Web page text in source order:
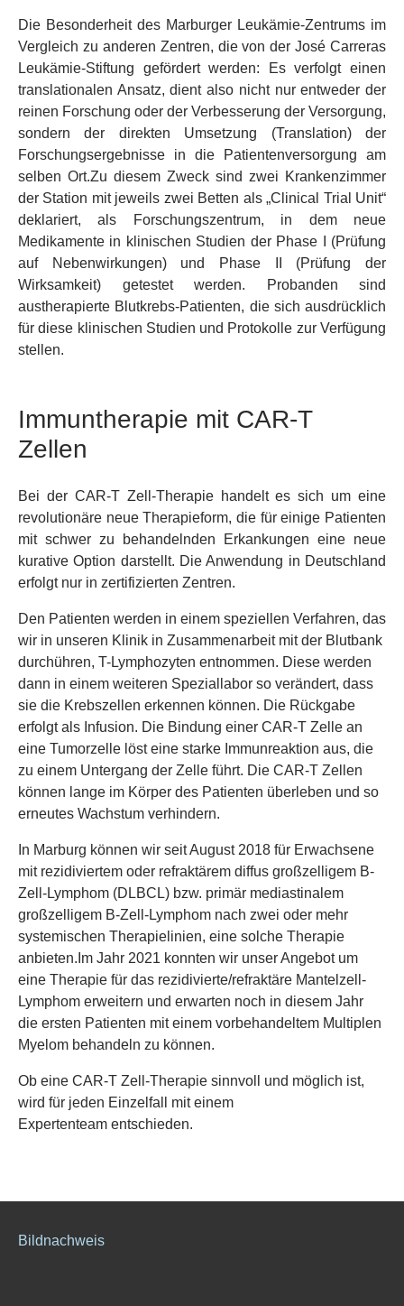
Die Besonderheit des Marburger Leukämie-Zentrums im
Vergleich zu anderen Zentren, die von der José Carreras
Leukämie-Stiftung gefördert werden: Es verfolgt einen
translationalen Ansatz, dient also nicht nur entweder der
reinen Forschung oder der Verbesserung der Versorgung,
sondern der direkten Umsetzung (Translation) der
Forschungsergebnisse in die Patientenversorgung am
selben Ort.Zu diesem Zweck sind zwei Krankenzimmer
der Station mit jeweils zwei Betten als „Clinical Trial Unit“
deklariert, als Forschungszentrum, in dem neue
Medikamente in klinischen Studien der Phase I (Prüfung
auf Nebenwirkungen) und Phase II (Prüfung der
Wirksamkeit) getestet werden. Probanden sind
austherapierte Blutkrebs-Patienten, die sich ausdrücklich
für diese klinischen Studien und Protokolle zur Verfügung
stellen.
Immuntherapie mit CAR-T
Zellen
Bei der CAR-T Zell-Therapie handelt es sich um eine
revolutionäre neue Therapieform, die für einige Patienten
mit schwer zu behandelnden Erkankungen eine neue
kurative Option darstellt. Die Anwendung in Deutschland
erfolgt nur in zertifizierten Zentren.
Den Patienten werden in einem speziellen Verfahren, das
wir in unseren Klinik in Zusammenarbeit mit der Blutbank
durchühren, T-Lymphozyten entnommen. Diese werden
dann in einem weiteren Speziallabor so verändert, dass
sie die Krebszellen erkennen können. Die Rückgabe
erfolgt als Infusion. Die Bindung einer CAR-T Zelle an
eine Tumorzelle löst eine starke Immunreaktion aus, die
zu einem Untergang der Zelle führt. Die CAR-T Zellen
können lange im Körper des Patienten überleben und so
erneutes Wachstum verhindern.
In Marburg können wir seit August 2018 für Erwachsene
mit rezidiviertem oder refraktärem diffus großzelligem B-
Zell-Lymphom (DLBCL) bzw. primär mediastinalem
großzelligem B-Zell-Lymphom nach zwei oder mehr
systemischen Therapielinien, eine solche Therapie
anbieten.Im Jahr 2021 konnten wir unser Angebot um
eine Therapie für das rezidivierte/refraktäre Mantelzell-
Lymphom erweitern und erwarten noch in diesem Jahr
die ersten Patienten mit einem vorbehandeltem Multiplen
Myelom behandeln zu können.
Ob eine CAR-T Zell-Therapie sinnvoll und möglich ist,
wird für jeden Einzelfall mit einem
Expertenteam entschieden.
Bildnachweis